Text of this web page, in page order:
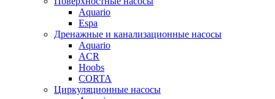
Aquario
Espa
Дренажные и канализационные насосы
Aquario
ACR
Hoobs
CORTA
Циркуляционные насосы